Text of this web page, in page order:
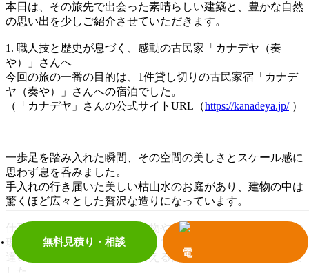
無料見積り・相談
本日は、その旅先で出会った素晴らしい建築と、豊かな自然
の思い出を少しご紹介させていただきます。
1. 職人技と歴史が息づく、感動の古民家「カナデヤ（奏
や）」さんへ
今回の旅の一番の目的は、1件貸し切りの古民家宿「カナデ
ヤ（奏や）」さんへの宿泊でした。
（「カナデヤ」さんの公式サイトURL（https://kanadeya.jp/）
一歩足を踏み入れた瞬間、その空間の美しさとスケール感に
思わず息を呑みました。
手入れの行き届いた美しい枯山水のお庭があり、建物の中は
驚くほど広々とした贅沢な造りになっています。
仕事柄、これまで数多くの建物やリフォーム・古民家再生の
現場を見てきましたが、「今まで訪れた古民家の中でも、間
違いなくナンバーワン」と言えるほどの完成度と心地よさで